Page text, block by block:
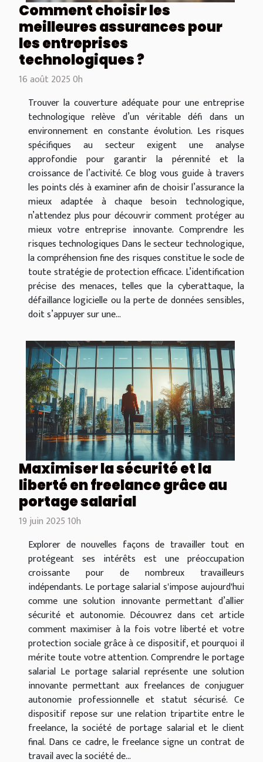
Comment choisir les
meilleures assurances pour
les entreprises
technologiques ?
16 août 2025 0h
Trouver la couverture adéquate pour une entreprise
technologique relève d’un véritable défi dans un
environnement en constante évolution. Les risques
spécifiques au secteur exigent une analyse
approfondie pour garantir la pérennité et la
croissance de l’activité. Ce blog vous guide à travers
les points clés à examiner afin de choisir l’assurance la
mieux adaptée à chaque besoin technologique,
n’attendez plus pour découvrir comment protéger au
mieux votre entreprise innovante. Comprendre les
risques technologiques Dans le secteur technologique,
la compréhension fine des risques constitue le socle de
toute stratégie de protection efficace. L’identification
précise des menaces, telles que la cyberattaque, la
défaillance logicielle ou la perte de données sensibles,
doit s’appuyer sur une...
Maximiser la sécurité et la
liberté en freelance grâce au
portage salarial
19 juin 2025 10h
Explorer de nouvelles façons de travailler tout en
protégeant ses intérêts est une préoccupation
croissante pour de nombreux travailleurs
indépendants. Le portage salarial s'impose aujourd'hui
comme une solution innovante permettant d’allier
sécurité et autonomie. Découvrez dans cet article
comment maximiser à la fois votre liberté et votre
protection sociale grâce à ce dispositif, et pourquoi il
mérite toute votre attention. Comprendre le portage
salarial Le portage salarial représente une solution
innovante permettant aux freelances de conjuguer
autonomie professionnelle et statut sécurisé. Ce
dispositif repose sur une relation tripartite entre le
freelance, la société de portage salarial et le client
final. Dans ce cadre, le freelance signe un contrat de
travail avec la société de...